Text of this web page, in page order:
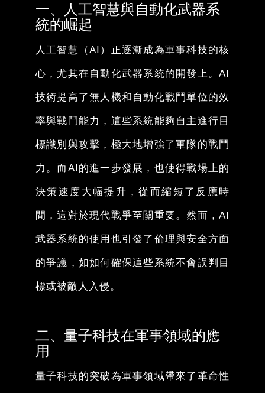
一、人工智慧與自動化武器系
統的崛起
人工智慧（AI）正逐漸成為軍事科技的核
心，尤其在自動化武器系統的開發上。AI
技術提高了無人機和自動化戰鬥單位的效
率與戰鬥能力，這些系統能夠自主進行目
標識別與攻擊，極大地增強了軍隊的戰鬥
力。而AI的進一步發展，也使得戰場上的
決策速度大幅提升，從而縮短了反應時
間，這對於現代戰爭至關重要。然而，AI
武器系統的使用也引發了倫理與安全方面
的爭議，如如何確保這些系統不會誤判目
標或被敵人入侵。
二、量子科技在軍事領域的應
用
量子科技的突破為軍事領域帶來了革命性